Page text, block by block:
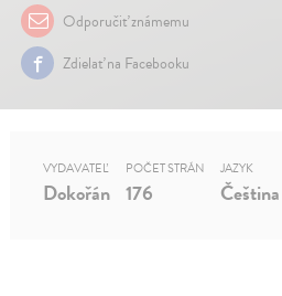
Odporučiť známemu
Zdielať na Facebooku
VYDAVATEĽ
Dokořán
POČET STRÁN
176
JAZYK
Čeština